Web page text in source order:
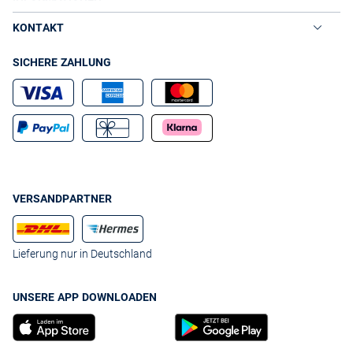
Das macht sich nicht nur beim Sport oder bei Aktivitäten an der frischen
draußen aus Kübeln gießt oder in einer Tour nieselt? Statt feuchter Stau-
Wetter und halten Sie dabei angenehm trocken. Farbenfroh gemustert
oder in einer zurückhaltenden Unifarbe? Finden Sie Ihren Favoriten jetzt
bei VAN GRAAF!
KONTAKT
SICHERE ZAHLUNG
VERSANDPARTNER
Lieferung nur in Deutschland
UNSERE APP DOWNLOADEN